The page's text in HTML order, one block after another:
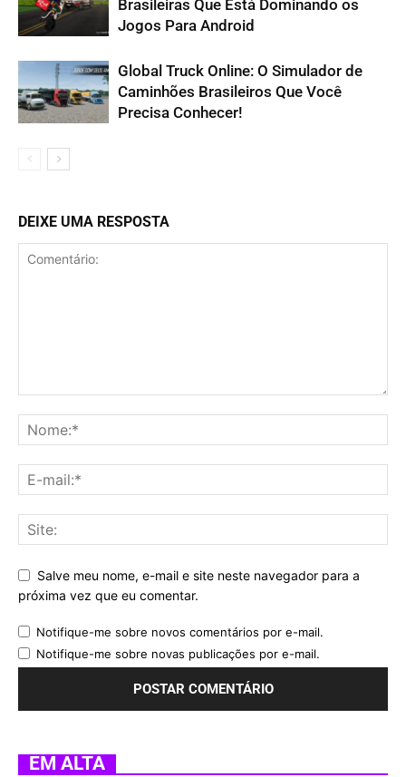
Brasileiras Que Está Dominando os
Jogos Para Android
Global Truck Online: O Simulador de
Caminhões Brasileiros Que Você
Precisa Conhecer!
DEIXE UMA RESPOSTA
Salve meu nome, e-mail e site neste navegador para a
próxima vez que eu comentar.
Notifique-me sobre novos comentários por e-mail.
Notifique-me sobre novas publicações por e-mail.
EM ALTA